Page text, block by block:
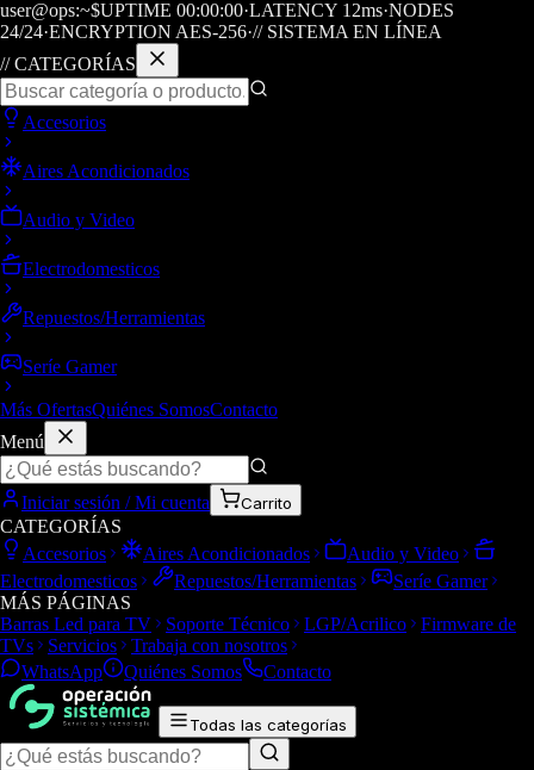
user@ops:~$UPTIME 00:00:00·LATENCY 12ms·NODES
24/24·ENCRYPTION AES-256·// SISTEMA EN LÍNEA
// CATEGORÍAS
Accesorios
Aires Acondicionados
Audio y Video
Electrodomesticos
Repuestos/Herramientas
Seríe Gamer
Más OfertasQuiénes SomosContacto
Menú
Iniciar sesión / Mi cuenta Carrito
CATEGORÍAS
Accesorios
Aires Acondicionados
Audio y Video
Electrodomesticos
Repuestos/Herramientas
Seríe Gamer
MÁS PÁGINAS
Barras Led para TV
Soporte Técnico LGP/Acrilico
Firmware de
TVs
Servicios
Trabaja con nosotros
WhatsApp
Quiénes Somos Contacto
Todas las categorías